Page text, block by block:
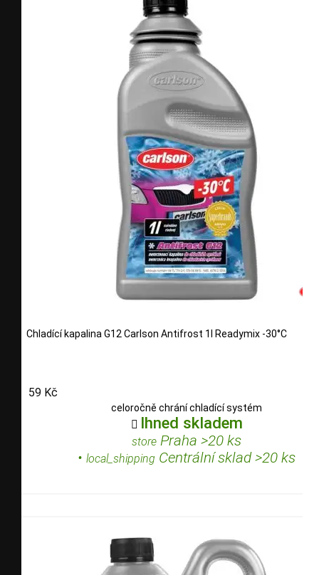
Chladící kapalina G12 Carlson Antifrost 1l Readymix -30°C
59 Kč
celoročně chrání chladící systém
 Ihned skladem
store Praha >20 ks
• local_shipping Centrální sklad >20 ks